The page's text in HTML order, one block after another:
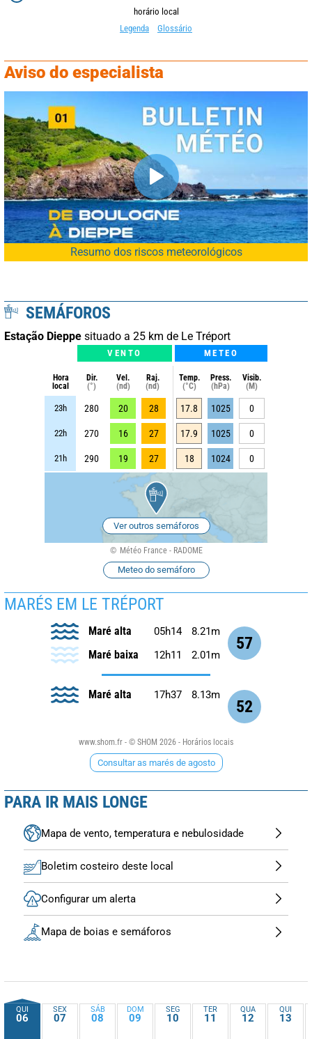
horário local
Legenda
Glossário
Aviso do especialista
Resumo dos riscos meteorológicos
SEMÁFOROS
Estação Dieppe situado a 25 km de Le Tréport
VENTO METEO
Hora
local
Dir.
(°)
Vel.
(nd)
Raj.
(nd)
Temp.
(°C)
Press.
(hPa)
Visib.
(M)
23h 280 20 28 17.8 1025 0
22h 270 16 27 17.9 1025 0
21h 290 19 27 18 1024 0
Ver outros semáforos
Météo France - RADOME
Meteo do semáforo
MARÉS EM LE TRÉPORT
57
Maré alta 05h14 8.21m
Maré baixa 12h11 2.01m
52
Maré alta 17h37 8.13m
www.shom.fr - © SHOM 2026 - Horários locais
Consultar as marés de agosto
PARA IR MAIS LONGE
Mapa de vento, temperatura e nebulosidade
Boletim costeiro deste local
Configurar um alerta
Mapa de boias e semáforos
QUI
06
SEX
07
SÁB
08
DOM
09
SEG
10
TER
11
QUA
12
QUI
13